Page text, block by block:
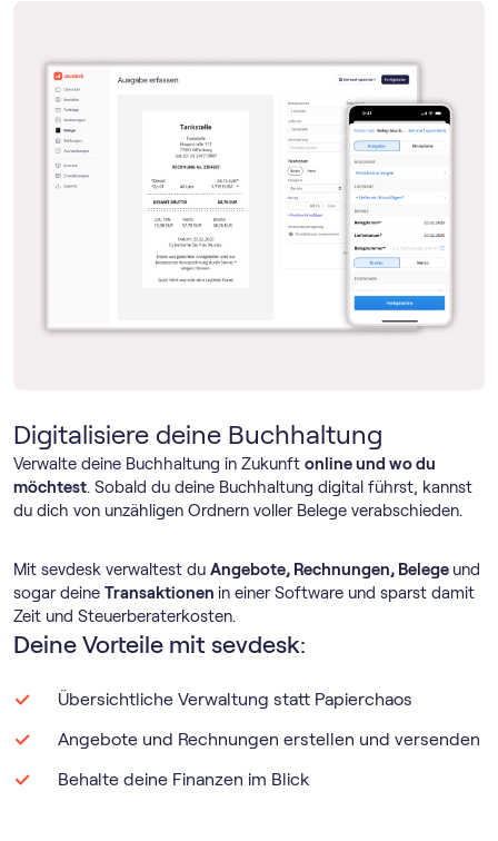
Digitalisiere deine Buchhaltung
Verwalte deine Buchhaltung in Zukunft online und wo du
möchtest. Sobald du deine Buchhaltung digital führst, kannst
du dich von unzähligen Ordnern voller Belege verabschieden.
Mit sevdesk verwaltest du Angebote, Rechnungen, Belege und
sogar deine Transaktionen in einer Software und sparst damit
Zeit und Steuerberaterkosten.
Deine Vorteile mit sevdesk:
Übersichtliche Verwaltung statt Papierchaos
Angebote und Rechnungen erstellen und versenden
Behalte deine Finanzen im Blick